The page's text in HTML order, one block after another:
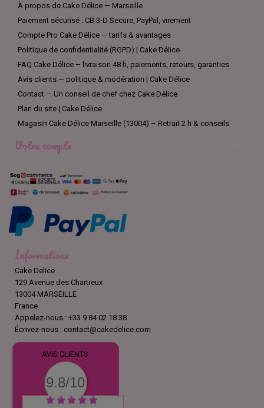
À propos de Cake Délice — Marseille
Paiement sécurisé : CB 3-D Secure, PayPal, virement
Compte Pro Cake Délice — tarifs & avantages
Politique de confidentialité (RGPD) | Cake Délice
FAQ Cake Délice – livraison 48 h, paiements, retours, garanties
Avis clients — politique & modération | Cake Délice
Contact — Un conseil de chef chez Cake Délice
Plan du site | Cake Délice
Magasin Cake Délice Marseille (13004) – Retrait 2 h & conseils
Votre compte
Informations
Cake Delice
129 Avenue des Chartreux
13004 MARSEILLE
France
Appelez-nous : +33 9 84 02 18 38
Écrivez-nous : contact@cakedelice.com
AVIS CLIENTS
9.8/10